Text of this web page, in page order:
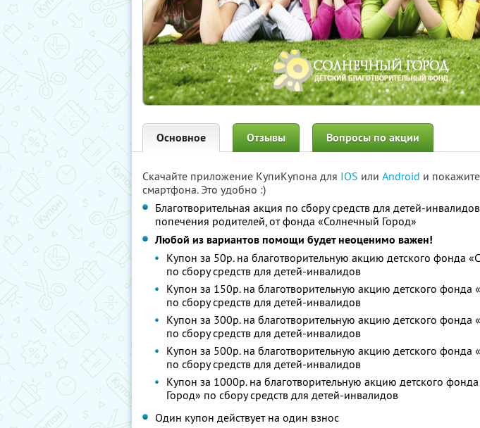
Основное Отзывы Вопросы по акции
Скачайте приложение КупиКупона для IOS или Android и
смартфона. Это удобно :)
Благотворительная акция по сбору средств для детей-
попечения родителей, от фонда «Солнечный Город»
Любой из вариантов помощи будет неоценимо важен!
Купон за 50р. на благотворительную акцию детского фонда
по сбору средств для детей-инвалидов
Купон за 150р. на благотворительную акцию детского фонда
по сбору средств для детей-инвалидов
Купон за 300р. на благотворительную акцию детского фонда
по сбору средств для детей-инвалидов
Купон за 500р. на благотворительную акцию детского фонда
по сбору средств для детей-инвалидов
Купон за 1000р. на благотворительную акцию детского
Город» по сбору средств для детей-инвалидов
Один купон действует на один взнос